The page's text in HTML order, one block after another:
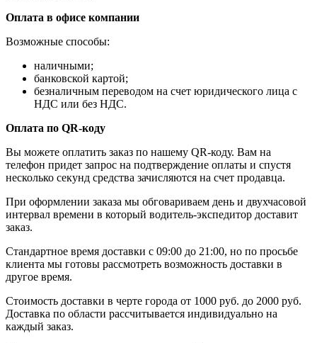
Оплата в офисе компании
Возможные способы:
наличными;
банковской картой;
безналичным переводом на счет юридического лица с
НДС или без НДС.
Оплата по QR-коду
Вы можете оплатить заказ по нашему QR-коду. Вам на
телефон придет запрос на подтверждение оплаты и спустя
несколько секунд средства зачисляются на счет продавца.
При оформлении заказа мы обговариваем день и двухчасовой
интервал времени в который водитель-экспедитор доставит
заказ.
Стандартное время доставки с 09:00 до 21:00, но по просьбе
клиента мы готовы рассмотреть возможность доставки в
другое время.
Стоимость доставки в черте города от 1000 руб. до 2000 руб.
Доставка по области рассчитывается индивидуально на
каждый заказ.